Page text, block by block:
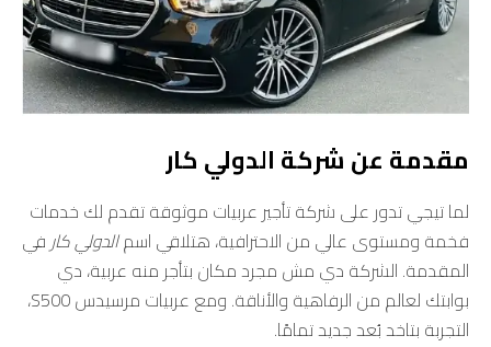
مقدمة عن شركة الدولي كار
لما تيجي تدور على شركة تأجير عربيات موثوقة تقدم لك خدمات
فخمة ومستوى عالي من الاحترافية، هتلاقي اسمالدولي كار في
المقدمة. الشركة دي مش مجرد مكان بتأجر منه عربية، دي
بوابتك لعالم من الرفاهية والأناقة. ومع عربيات مرسيدس S500،
التجربة بتاخد بُعد جديد تمامًا.